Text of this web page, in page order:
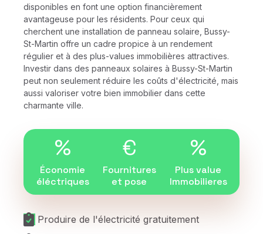
disponibles en font une option financièrement
avantageuse pour les résidents. Pour ceux qui
cherchent une installation de panneau solaire, Bussy-
St-Martin offre un cadre propice à un rendement
régulier et à des plus-values immobilières attractives.
Investir dans des panneaux solaires à Bussy-St-Martin
peut non seulement réduire les coûts d'électricité, mais
aussi valoriser votre bien immobilier dans cette
charmante ville.
%
Économie
éléctriques
€
Fournitures
et pose
%
Plus value
Immobilieres
Produire de l'électricité gratuitement